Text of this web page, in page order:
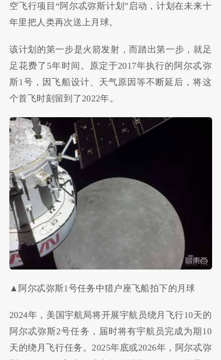
空飞行项目“阿尔忒弥斯计划”启动，计划在未来十
年里把人类再次送上月球。
该计划的第一步是火箭发射，而踏出第一步，就足
足花费了5年时间。原定于2017年执行的阿尔忒弥
斯1号，因飞船设计、天气原因等不断延后，将这
个首飞时刻留到了2022年。
▲阿尔忒弥斯1号任务中猎户座飞船拍下的月球
2024年，美国宇航局将开展宇航员绕月飞行10天的
阿尔忒弥斯2号任务，届时将有宇航员完成为期10
天的绕月飞行任务。2025年底或2026年，阿尔忒弥